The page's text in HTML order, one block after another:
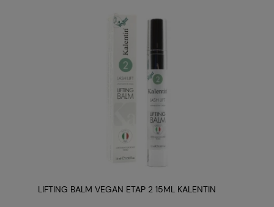
LIFTING BALM VEGAN ETAP 2 15ML KALENTIN